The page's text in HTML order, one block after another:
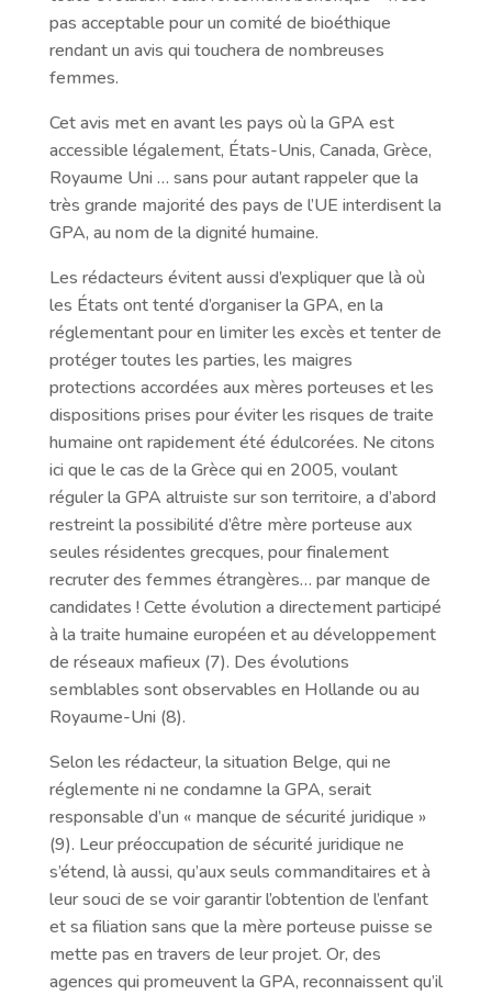
pas acceptable pour un comité de bioéthique
rendant un avis qui touchera de nombreuses
femmes.
Cet avis met en avant les pays où la GPA est
accessible légalement, États-Unis, Canada, Grèce,
Royaume Uni … sans pour autant rappeler que la
très grande majorité des pays de l’UE interdisent la
GPA, au nom de la dignité humaine.
Les rédacteurs évitent aussi d’expliquer que là où
les États ont tenté d’organiser la GPA, en la
réglementant pour en limiter les excès et tenter de
protéger toutes les parties, les maigres
protections accordées aux mères porteuses et les
dispositions prises pour éviter les risques de traite
humaine ont rapidement été édulcorées. Ne citons
ici que le cas de la Grèce qui en 2005, voulant
réguler la GPA altruiste sur son territoire, a d’abord
restreint la possibilité d’être mère porteuse aux
seules résidentes grecques, pour finalement
recruter des femmes étrangères… par manque de
candidates ! Cette évolution a directement participé
à la traite humaine européen et au développement
de réseaux mafieux (7). Des évolutions
semblables sont observables en Hollande ou au
Royaume-Uni (8).
Selon les rédacteur, la situation Belge, qui ne
réglemente ni ne condamne la GPA, serait
responsable d’un « manque de sécurité juridique »
(9). Leur préoccupation de sécurité juridique ne
s’étend, là aussi, qu’aux seuls commanditaires et à
leur souci de se voir garantir l’obtention de l’enfant
et sa filiation sans que la mère porteuse puisse se
mette pas en travers de leur projet. Or, des
agences qui promeuvent la GPA, reconnaissent qu’il